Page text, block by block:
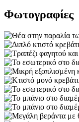
Φωτογραφίες